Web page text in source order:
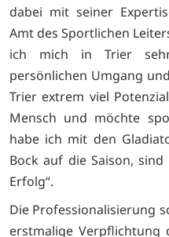
dabei mit seiner
Amt des Sportlichen
ich mich in Trier
persönlichen Umgang
Trier extrem viel
Mensch und möchte
habe ich mit den
Bock auf die Saison,
Erfolg“.
Die Professionalisierung
erstmalige Verpflichtung